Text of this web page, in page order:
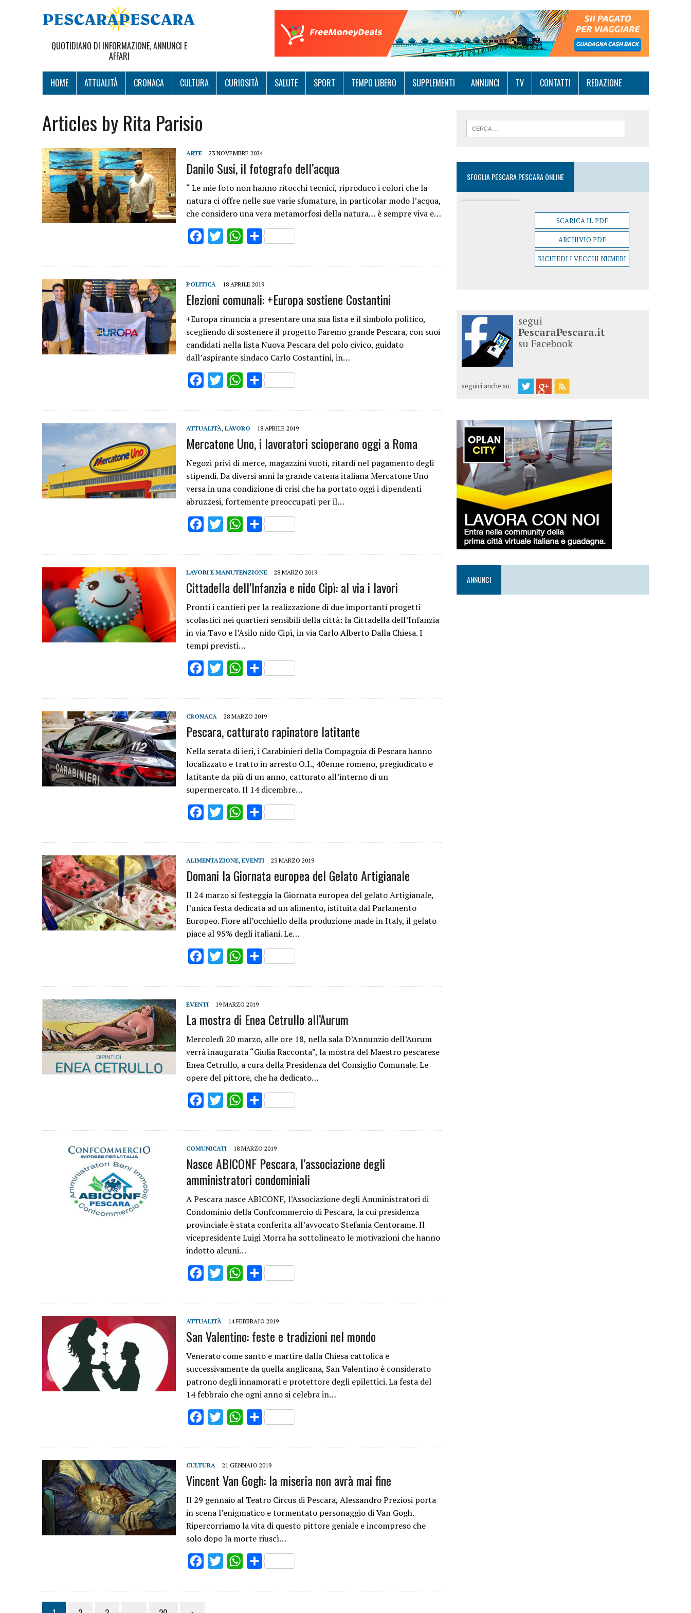
QUOTIDIANO DI INFORMAZIONE, ANNUNCI E
AFFARI
HOME ATTUALITÀ CRONACA CULTURA CURIOSITÀ SALUTE SPORT TEMPO LIBERO SUPPLEMENTI ANNUNCI TV CONTATTI REDAZIONE
Articles by Rita Parisio
ARTE 23 NOVEMBRE 2024
Danilo Susi, il fotografo dell’acqua
“ Le mie foto non hanno ritocchi tecnici, riproduco i colori che la
natura ci offre nelle sue varie sfumature, in particolar modo l’acqua,
che considero una vera metamorfosi della natura… è sempre viva e…
FacebookTwitterWhatsApp
Share
POLITICA 18 APRILE 2019
Elezioni comunali: +Europa sostiene Costantini
+Europa rinuncia a presentare una sua lista e il simbolo politico,
scegliendo di sostenere il progetto Faremo grande Pescara, con suoi
candidati nella lista Nuova Pescara del polo civico, guidato
dall’aspirante sindaco Carlo Costantini, in…
FacebookTwitterWhatsApp
Share
ATTUALITÀ, LAVORO 18 APRILE 2019
Mercatone Uno, i lavoratori scioperano oggi a Roma
Negozi privi di merce, magazzini vuoti, ritardi nel pagamento degli
stipendi. Da diversi anni la grande catena italiana Mercatone Uno
versa in una condizione di crisi che ha portato oggi i dipendenti
abruzzesi, fortemente preoccupati per il…
FacebookTwitterWhatsApp
Share
LAVORI E MANUTENZIONE 28 MARZO 2019
Cittadella dell’Infanzia e nido Cipì: al via i lavori
Pronti i cantieri per la realizzazione di due importanti progetti
scolastici nei quartieri sensibili della città: la Cittadella dell’Infanzia
in via Tavo e l’Asilo nido Cipì, in via Carlo Alberto Dalla Chiesa. I
tempi previsti…
FacebookTwitterWhatsApp
Share
CRONACA 28 MARZO 2019
Pescara, catturato rapinatore latitante
Nella serata di ieri, i Carabinieri della Compagnia di Pescara hanno
localizzato e tratto in arresto O.I., 40enne romeno, pregiudicato e
latitante da più di un anno, catturato all’interno di un
supermercato. Il 14 dicembre…
FacebookTwitterWhatsApp
Share
ALIMENTAZIONE, EVENTI 23 MARZO 2019
Domani la Giornata europea del Gelato Artigianale
Il 24 marzo si festeggia la Giornata europea del gelato Artigianale,
l’unica festa dedicata ad un alimento, istituita dal Parlamento
Europeo. Fiore all’occhiello della produzione made in Italy, il gelato
piace al 95% degli italiani. Le…
FacebookTwitterWhatsApp
Share
EVENTI 19 MARZO 2019
La mostra di Enea Cetrullo all’Aurum
Mercoledì 20 marzo, alle ore 18, nella sala D’Annunzio dell’Aurum
verrà inaugurata “Giulia Racconta”, la mostra del Maestro pescarese
Enea Cetrullo, a cura della Presidenza del Consiglio Comunale. Le
opere del pittore, che ha dedicato…
FacebookTwitterWhatsApp
Share
COMUNICATI 18 MARZO 2019
Nasce ABICONF Pescara, l’associazione degli
amministratori condominiali
A Pescara nasce ABICONF, l’Associazione degli Amministratori di
Condominio della Confcommercio di Pescara, la cui presidenza
provinciale è stata conferita all’avvocato Stefania Centorame. Il
vicepresidente Luigi Morra ha sottolineato le motivazioni che hanno
indotto alcuni…
FacebookTwitterWhatsApp
Share
ATTUALITÀ 14 FEBBRAIO 2019
San Valentino: feste e tradizioni nel mondo
Venerato come santo e martire dalla Chiesa cattolica e
successivamente da quella anglicana, San Valentino è considerato
patrono degli innamorati e protettore degli epilettici. La festa del
14 febbraio che ogni anno si celebra in…
FacebookTwitterWhatsApp
Share
CULTURA 21 GENNAIO 2019
Vincent Van Gogh: la miseria non avrà mai fine
Il 29 gennaio al Teatro Circus di Pescara, Alessandro Preziosi porta
in scena l’enigmatico e tormentato personaggio di Van Gogh.
Ripercorriamo la vita di questo pittore geniale e incompreso che
solo dopo la morte riuscì…
FacebookTwitterWhatsApp
Share
SFOGLIA PESCARA PESCARA ONLINE
SCARICA IL PDF
ARCHIVIO PDF
RICHIEDI I VECCHI NUMERI
segui
PescaraPescara.it
su Facebook
seguici anche su:
ANNUNCI